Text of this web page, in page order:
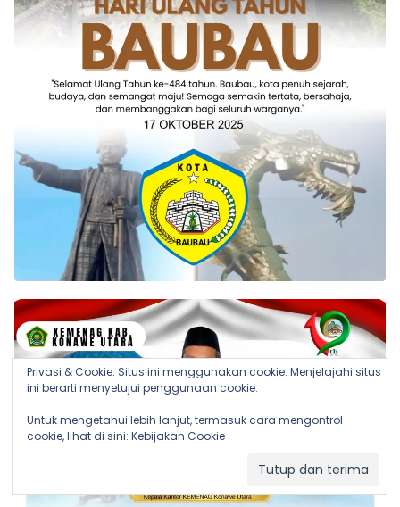
Privasi & Cookie: Situs ini menggunakan cookie. Menjelajahi situs
ini berarti menyetujui penggunaan cookie.
Untuk mengetahui lebih lanjut, termasuk cara mengontrol
cookie, lihat di sini: Kebijakan Cookie